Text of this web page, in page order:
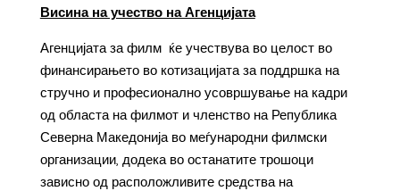
Висина на учество на Агенцијата
Агенцијата за филм ќе учествува во целост во
финансирањето во котизацијата за поддршка на
стручно и професионално усовршување на кадри
од областа на филмот и членство на Република
Северна Македонија во меѓународни филмски
организации, додека во останатите трошоци
зависно од расположливите средства на